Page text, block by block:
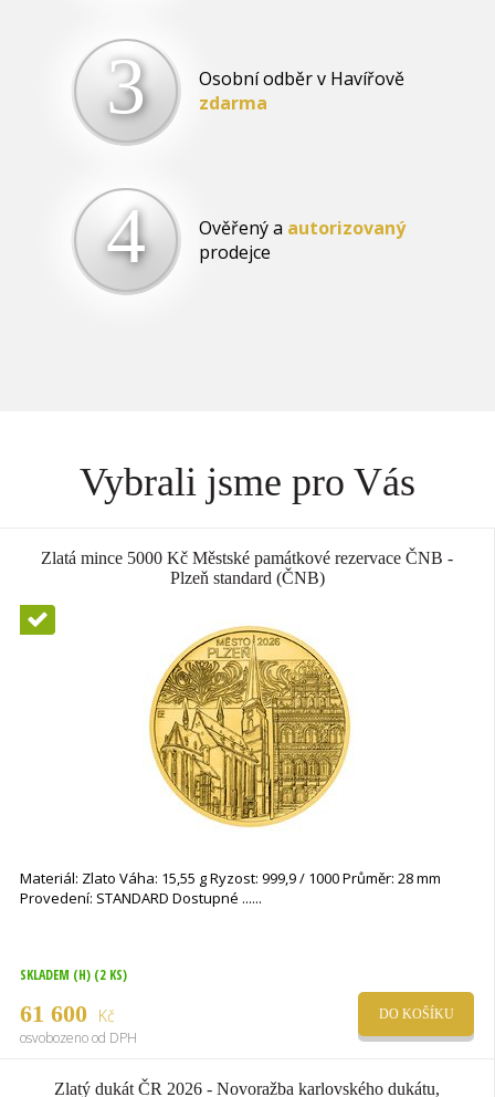
3
Osobní odběr v Havířově
zdarma
4 Ověřený a autorizovaný
prodejce
Vybrali jsme pro Vás
Zlatá mince 5000 Kč Městské památkové rezervace ČNB -
Plzeň standard (ČNB)
Novinka
Materiál: Zlato Váha: 15,55 g Ryzost: 999,9 / 1000 Průměr: 28 mm
Provedení: STANDARD Dostupné ...
SKLADEM (H) (2 KS)
61 600 Kč
osvobozeno od DPH
DO KOŠÍKU
Zlatý dukát ČR 2026 - Novoražba karlovského dukátu,